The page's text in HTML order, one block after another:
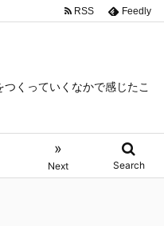
くっていくなかで感じたこ
»
Next Search
RSS Feedly